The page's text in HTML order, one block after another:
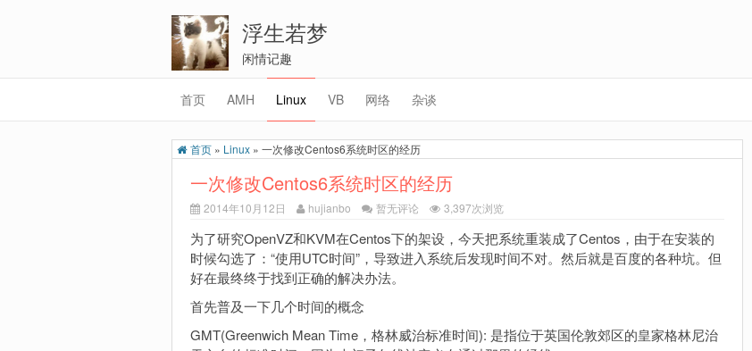
浮生若梦
闲情记趣
首页 AMH Linux VB 网络 杂谈
首页 » Linux » 一次修改Centos6系统时区的经历
一次修改Centos6系统时区的经历
2014年10月12日 hujianbo 暂无评论 3,397次浏览
为了研究OpenVZ和KVM在Centos下的架设，今天把系统重装成了Centos，由于在安装的
时候勾选了：“使用UTC时间”，导致进入系统后发现时间不对。然后就是百度的各种坑。但
好在最终终于找到正确的解决办法。
首先普及一下几个时间的概念
GMT(Greenwich Mean Time，格林威治标准时间): 是指位于英国伦敦郊区的皇家格林尼治